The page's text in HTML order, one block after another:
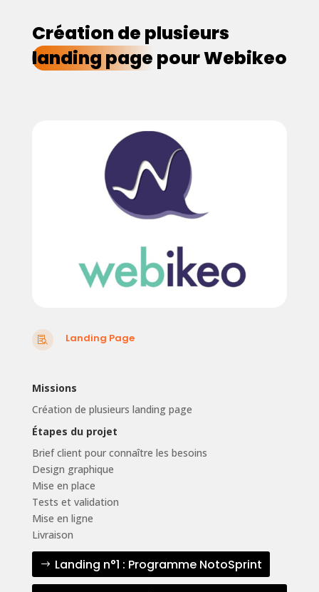
Création de plusieurs
landing page pour Webikeo
 Landing Page
Missions
Création de plusieurs landing page
Étapes du projet
Brief client pour connaître les besoins
Design graphique
Mise en place
Tests et validation
Mise en ligne
Livraison
Landing n°1 : Programme NotoSprint